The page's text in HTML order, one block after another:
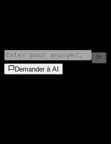
Demander à AI